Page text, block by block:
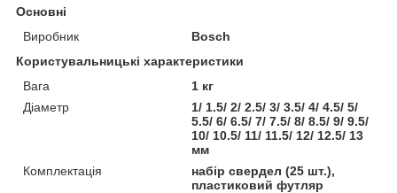
Основні
Виробник
Bosch
Користувальницькі характеристики
Вага
1 кг
Діаметр
1/ 1.5/ 2/ 2.5/ 3/ 3.5/ 4/ 4.5/ 5/
5.5/ 6/ 6.5/ 7/ 7.5/ 8/ 8.5/ 9/ 9.5/
10/ 10.5/ 11/ 11.5/ 12/ 12.5/ 13
мм
Комплектація
набір свердел (25 шт.),
пластиковий футляр